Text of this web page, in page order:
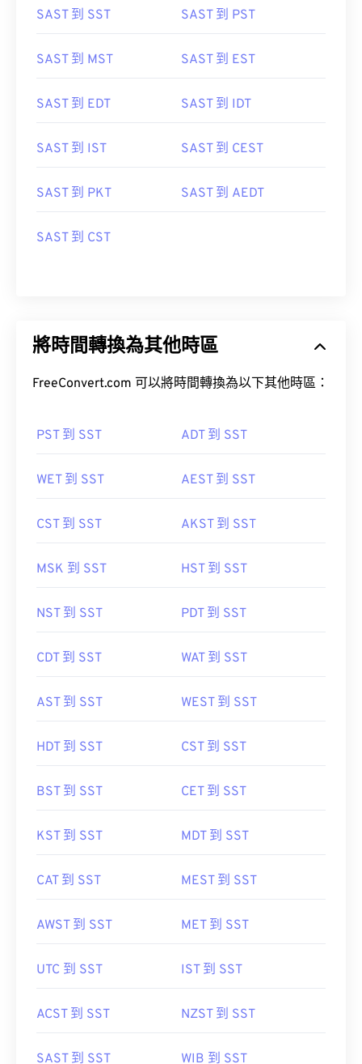
SAST 到 SST SAST 到 PST
SAST 到 MST SAST 到 EST
SAST 到 EDT SAST 到 IDT
SAST 到 IST SAST 到 CEST
SAST 到 PKT SAST 到 AEDT
SAST 到 CST
將時間轉換為其他時區
FreeConvert.com 可以將時間轉換為以下其他時區：
PST 到 SST ADT 到 SST
WET 到 SST AEST 到 SST
CST 到 SST AKST 到 SST
MSK 到 SST HST 到 SST
NST 到 SST PDT 到 SST
CDT 到 SST WAT 到 SST
AST 到 SST WEST 到 SST
HDT 到 SST CST 到 SST
BST 到 SST CET 到 SST
KST 到 SST MDT 到 SST
CAT 到 SST MEST 到 SST
AWST 到 SST MET 到 SST
UTC 到 SST IST 到 SST
ACST 到 SST NZST 到 SST
SAST 到 SST WIB 到 SST